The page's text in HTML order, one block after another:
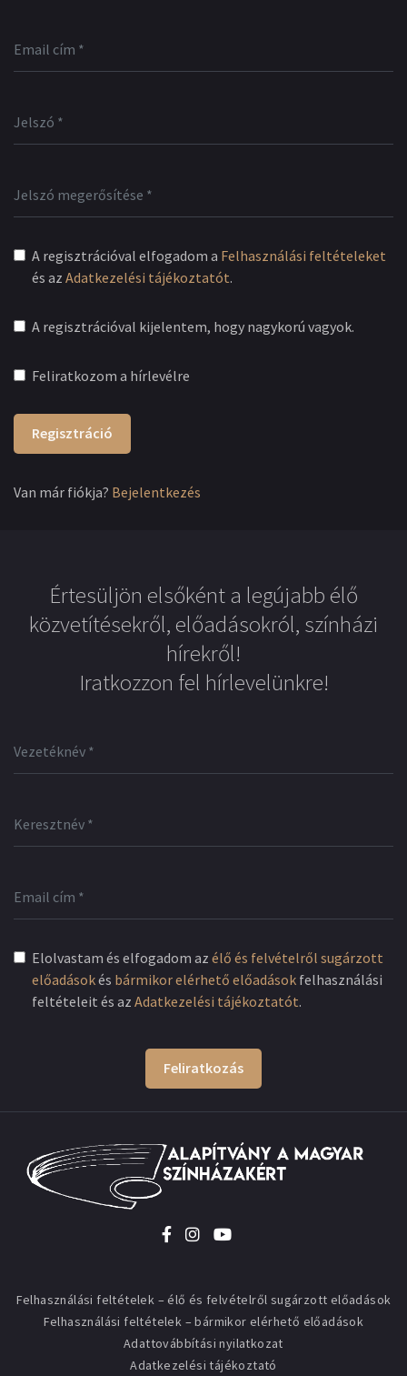
A regisztrációval elfogadom a Felhasználási feltételeket
és az Adatkezelési tájékoztatót.
A regisztrációval kijelentem, hogy nagykorú vagyok.
Feliratkozom a hírlevélre
Regisztráció
Van már fiókja? Bejelentkezés
Értesüljön elsőként a legújabb élő
közvetítésekről, előadásokról, színházi
hírekről!
Iratkozzon fel hírlevelünkre!
Elolvastam és elfogadom az élő és felvételről sugárzott
előadásokés bármikor elérhető előadások felhasználási
feltételeit és az Adatkezelési tájékoztatót.
Feliratkozás
Felhasználási feltételek – élő és felvételről sugárzott előadások
Felhasználási feltételek – bármikor elérhető előadások
Adattovábbítási nyilatkozat
Adatkezelési tájékoztató